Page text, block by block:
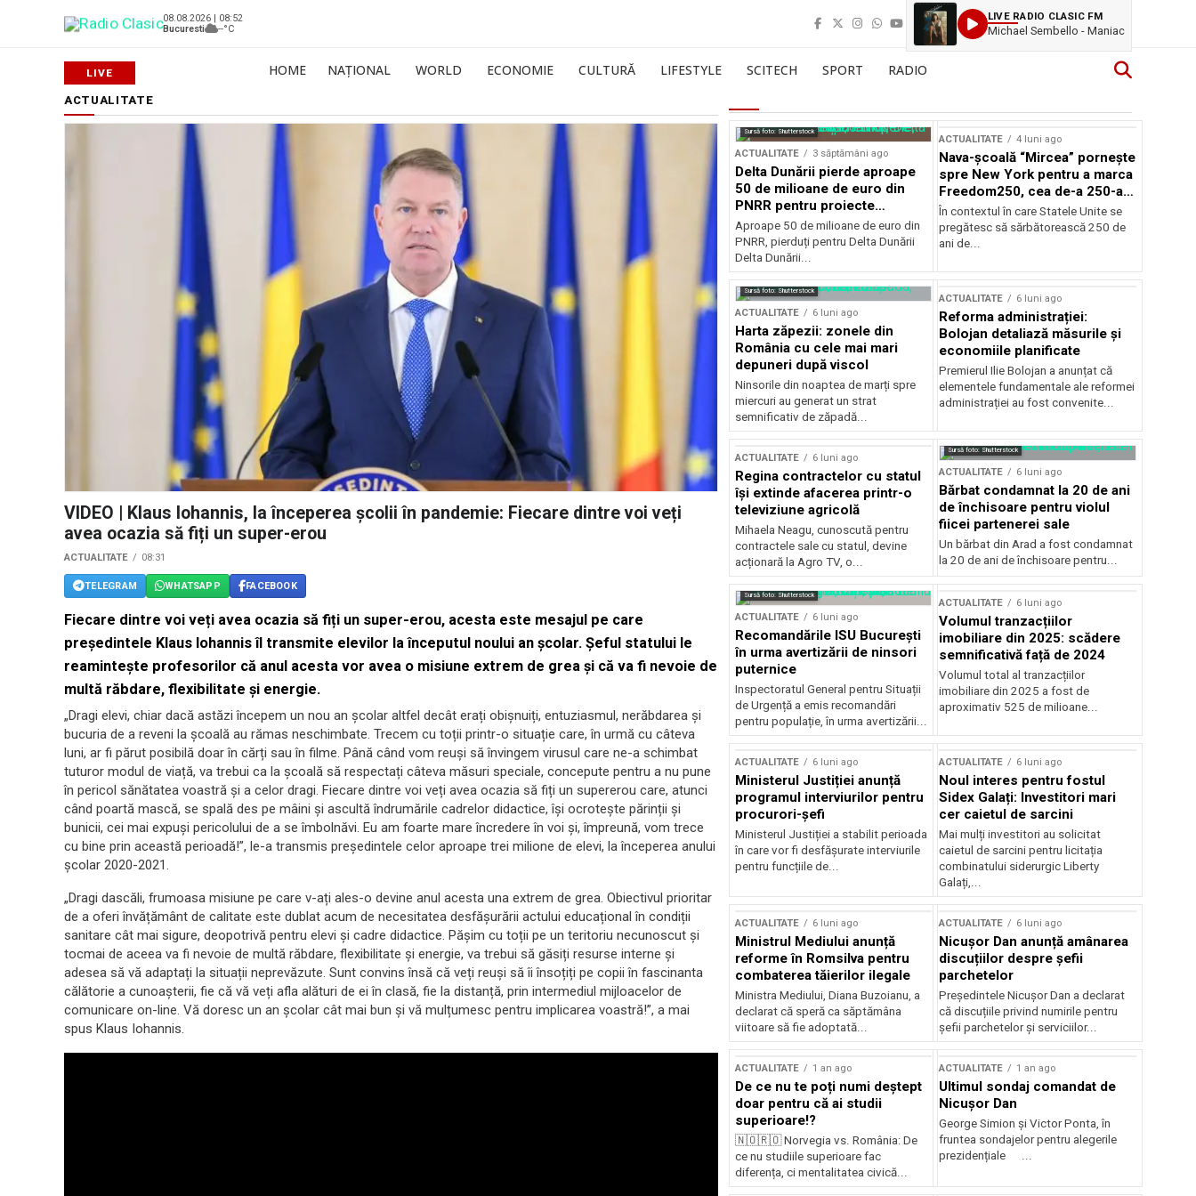
08.08.2026 | 08:52
Bucuresti
--°C
LIVE RADIO CLASIC FM
Michael Sembello - Maniac
HOME NAȚIONAL WORLD ECONOMIE CULTURĂ LIFESTYLE SCITECH SPORT RADIO
ACTUALITATE
VIDEO | Klaus Iohannis, la începerea școlii în pandemie: Fiecare dintre voi veți
avea ocazia să fiți un super-erou
ACTUALITATE 08:31
TELEGRAM WHATSAPP FACEBOOK
Fiecare dintre voi veți avea ocazia să fiți un super-erou, acesta este mesajul pe care
președintele Klaus Iohannis îl transmite elevilor la începutul noului an școlar. Șeful statului le
reamintește profesorilor că anul acesta vor avea o misiune extrem de grea și că va fi nevoie de
multă răbdare, flexibilitate și energie.
„Dragi elevi, chiar dacă astăzi începem un nou an școlar altfel decât erați obișnuiți, entuziasmul, nerăbdarea și
bucuria de a reveni la școală au rămas neschimbate. Trecem cu toții printr-o situație care, în urmă cu câteva
luni, ar fi părut posibilă doar în cărți sau în filme. Până când vom reuși să învingem virusul care ne-a schimbat
tuturor modul de viață, va trebui ca la școală să respectați câteva măsuri speciale, concepute pentru a nu pune
în pericol sănătatea voastră și a celor dragi. Fiecare dintre voi veți avea ocazia să fiți un supererou care, atunci
când poartă mască, se spală des pe mâini și ascultă îndrumările cadrelor didactice, își ocrotește părinții și
bunicii, cei mai expuși pericolului de a se îmbolnăvi. Eu am foarte mare încredere în voi și, împreună, vom trece
cu bine prin această perioadă!”, le-a transmis președintele celor aproape trei milione de elevi, la începerea anului
școlar 2020-2021.
„Dragi dascăli, frumoasa misiune pe care v-ați ales-o devine anul acesta una extrem de grea. Obiectivul prioritar
de a oferi învățământ de calitate este dublat acum de necesitatea desfășurării actului educațional în condiții
sanitare cât mai sigure, deopotrivă pentru elevi și cadre didactice. Pășim cu toții pe un teritoriu necunoscut și
tocmai de aceea va fi nevoie de multă răbdare, flexibilitate și energie, va trebui să găsiți resurse interne și
adesea să vă adaptați la situații neprevăzute. Sunt convins însă că veți reuși să îi însoțiți pe copii în fascinanta
călătorie a cunoașterii, fie că vă veți afla alături de ei în clasă, fie la distanță, prin intermediul mijloacelor de
comunicare on-line. Vă doresc un an școlar cât mai bun și vă mulțumesc pentru implicarea voastră!”, a mai
spus Klaus Iohannis.
Sursă foto: Shutterstock
ACTUALITATE 3 săptămâni ago
Delta Dunării pierde aproape
50 de milioane de euro din
PNRR pentru proiecte
esențiale
Aproape 50 de milioane de euro din
PNRR, pierduți pentru Delta Dunării
Delta Dunării...
ACTUALITATE 4 luni ago
Nava-școală “Mircea” pornește
spre New York pentru a marca
Freedom250, cea de-a 250-a
aniversare a Statelor Unite
În contextul în care Statele Unite se
pregătesc să sărbătorească 250 de
ani de...
Sursă foto: Shutterstock
ACTUALITATE 6 luni ago
Harta zăpezii: zonele din
România cu cele mai mari
depuneri după viscol
Ninsorile din noaptea de marți spre
miercuri au generat un strat
semnificativ de zăpadă...
ACTUALITATE 6 luni ago
Reforma administrației:
Bolojan detaliază măsurile și
economiile planificate
Premierul Ilie Bolojan a anunțat că
elementele fundamentale ale reformei
administrației au fost convenite...
ACTUALITATE 6 luni ago
Regina contractelor cu statul
își extinde afacerea printr-o
televiziune agricolă
Mihaela Neagu, cunoscută pentru
contractele sale cu statul, devine
acționară la Agro TV, o...
Sursă foto: Shutterstock
ACTUALITATE 6 luni ago
Bărbat condamnat la 20 de ani
de închisoare pentru violul
fiicei partenerei sale
Un bărbat din Arad a fost condamnat
la 20 de ani de închisoare pentru...
Sursă foto: Shutterstock
ACTUALITATE 6 luni ago
Recomandările ISU București
în urma avertizării de ninsori
puternice
Inspectoratul General pentru Situații
de Urgență a emis recomandări
pentru populație, în urma avertizării...
ACTUALITATE 6 luni ago
Volumul tranzacțiilor
imobiliare din 2025: scădere
semnificativă față de 2024
Volumul total al tranzacțiilor
imobiliare din 2025 a fost de
aproximativ 525 de milioane...
ACTUALITATE 6 luni ago
Ministerul Justiției anunță
programul interviurilor pentru
procurori-șefi
Ministerul Justiției a stabilit perioada
în care vor fi desfășurate interviurile
pentru funcțiile de...
ACTUALITATE 6 luni ago
Noul interes pentru fostul
Sidex Galați: Investitori mari
cer caietul de sarcini
Mai mulți investitori au solicitat
caietul de sarcini pentru licitația
combinatului siderurgic Liberty
Galați,...
ACTUALITATE 6 luni ago
Ministrul Mediului anunță
reforme în Romsilva pentru
combaterea tăierilor ilegale
Ministra Mediului, Diana Buzoianu, a
declarat că speră ca săptămâna
viitoare să fie adoptată...
ACTUALITATE 6 luni ago
Nicușor Dan anunță amânarea
discuțiilor despre șefii
parchetelor
Președintele Nicușor Dan a declarat
că discuțiile privind numirile pentru
șefii parchetelor și serviciilor...
ACTUALITATE 1 an ago
De ce nu te poți numi deștept
doar pentru că ai studii
superioare!?
🇳🇴🇷🇴 Norvegia vs. România: De
ce nu studiile superioare fac
diferența, ci mentalitatea civică...
ACTUALITATE 1 an ago
Ultimul sondaj comandat de
Nicușor Dan
George Simion și Victor Ponta, în
fruntea sondajelor pentru alegerile
prezidențiale ...